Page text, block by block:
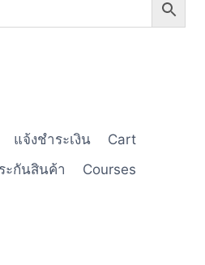
แจ้งชำระเงิน
Cart
ะกันสินค้า
Courses